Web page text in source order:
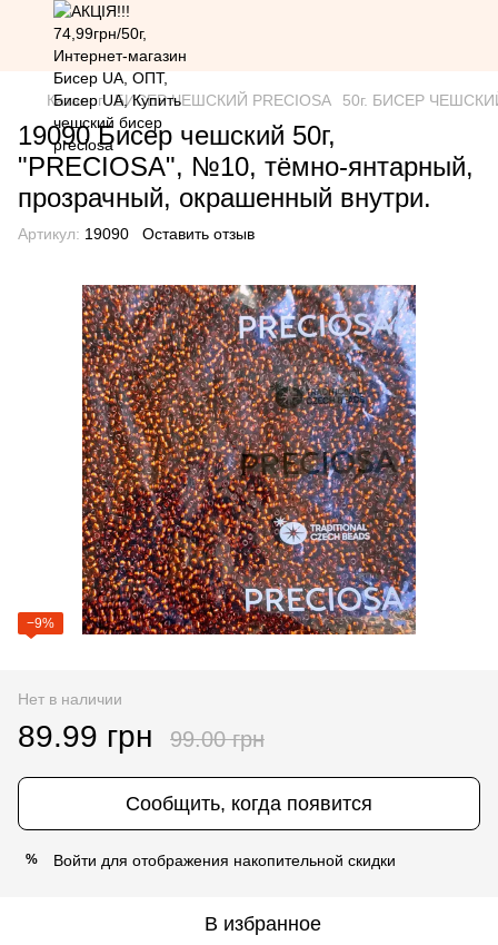
Каталог БИСЕР ЧЕШСКИЙ PRECIOSA 50г. БИСЕР ЧЕШСКИЙ
19090 Бисер чешский 50г,
"PRECIOSA", №10, тёмно-янтарный,
прозрачный, окрашенный внутри.
Артикул: 19090 Оставить отзыв
−9%
Нет в наличии
89.99 грн 99.00 грн
Сообщить, когда появится
% Войти для отображения накопительной скидки
В избранное